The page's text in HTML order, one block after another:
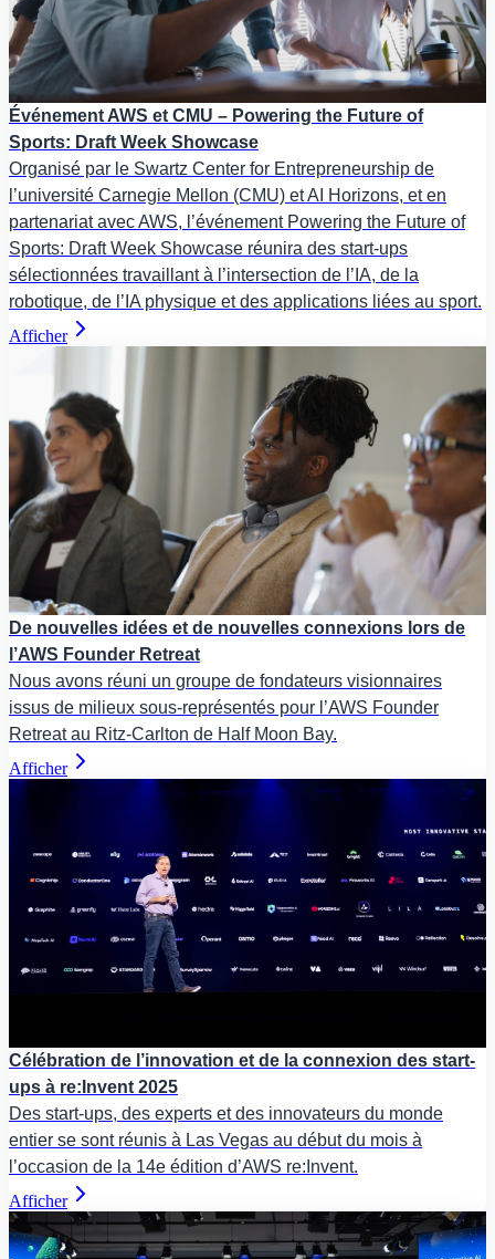
Événement AWS et CMU – Powering the Future of
Sports: Draft Week Showcase
Organisé par le Swartz Center for Entrepreneurship de
l’université Carnegie Mellon (CMU) et AI Horizons, et en
partenariat avec AWS, l’événement Powering the Future of
Sports: Draft Week Showcase réunira des start-ups
sélectionnées travaillant à l’intersection de l’IA, de la
robotique, de l’IA physique et des applications liées au sport.
Afficher
De nouvelles idées et de nouvelles connexions lors de
l’AWS Founder Retreat
Nous avons réuni un groupe de fondateurs visionnaires
issus de milieux sous-représentés pour l’AWS Founder
Retreat au Ritz-Carlton de Half Moon Bay.
Afficher
Célébration de l’innovation et de la connexion des start-
ups à re:Invent 2025
Des start-ups, des experts et des innovateurs du monde
entier se sont réunis à Las Vegas au début du mois à
l’occasion de la 14e édition d’AWS re:Invent.
Afficher